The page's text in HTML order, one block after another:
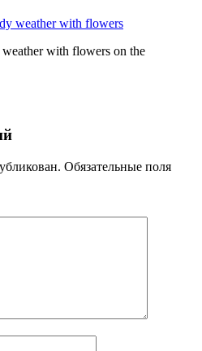
with flowers on the
Обязательные поля